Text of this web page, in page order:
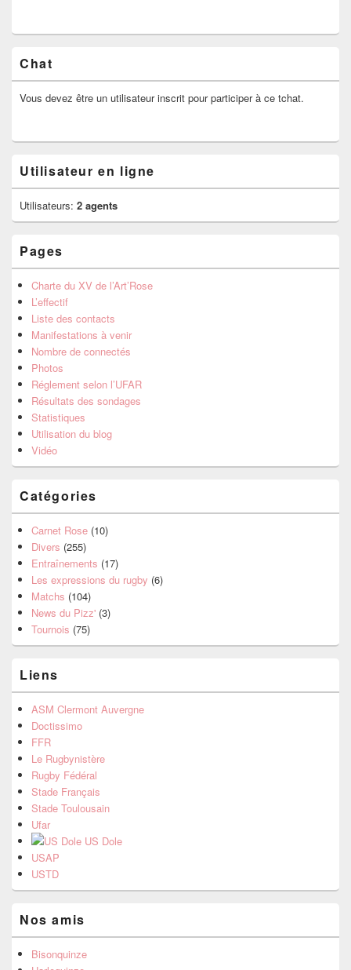
Chat
Vous devez être un utilisateur inscrit pour participer à ce tchat.
Utilisateur en ligne
Utilisateurs: 2 agents
Pages
Charte du XV de l’Art’Rose
L’effectif
Liste des contacts
Manifestations à venir
Nombre de connectés
Photos
Réglement selon l’UFAR
Résultats des sondages
Statistiques
Utilisation du blog
Vidéo
Catégories
Carnet Rose (10)
Divers (255)
Entraînements (17)
Les expressions du rugby (6)
Matchs (104)
News du Pizz' (3)
Tournois (75)
Liens
ASM Clermont Auvergne
Doctissimo
FFR
Le Rugbynistère
Rugby Fédéral
Stade Français
Stade Toulousain
Ufar
US Dole
USAP
USTD
Nos amis
Bisonquinze